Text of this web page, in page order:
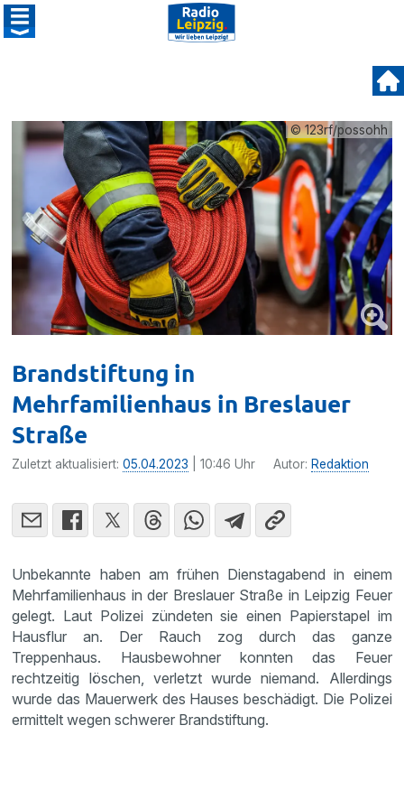
© 123rf/possohh
Brandstiftung in
Mehrfamilienhaus in Breslauer
Straße
Zuletzt aktualisiert:05.04.2023 | 10:46 Uhr Autor: Redaktion
Unbekannte haben am frühen Dienstagabend in einem
Mehrfamilienhaus in der Breslauer Straße in Leipzig Feuer
gelegt. Laut Polizei zündeten sie einen Papierstapel im
Hausflur an. Der Rauch zog durch das ganze
Treppenhaus. Hausbewohner konnten das Feuer
rechtzeitig löschen, verletzt wurde niemand. Allerdings
wurde das Mauerwerk des Hauses beschädigt. Die Polizei
ermittelt wegen schwerer Brandstiftung.